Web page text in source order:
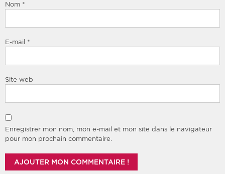
Nom *
E-mail *
Site web
Enregistrer mon nom, mon e-mail et mon site dans le navigateur
pour mon prochain commentaire.